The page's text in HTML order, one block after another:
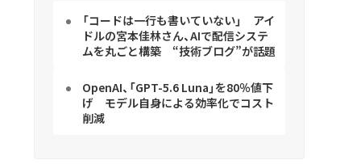
「コードは一行も書いていない」 アイ
ドルの宮本佳林さん、AIで配信システ
ムを丸ごと構築 “技術ブログ”が話題
OpenAI、「GPT-5.6 Luna」を80％値下
げ モデル自身による効率化でコスト
削減